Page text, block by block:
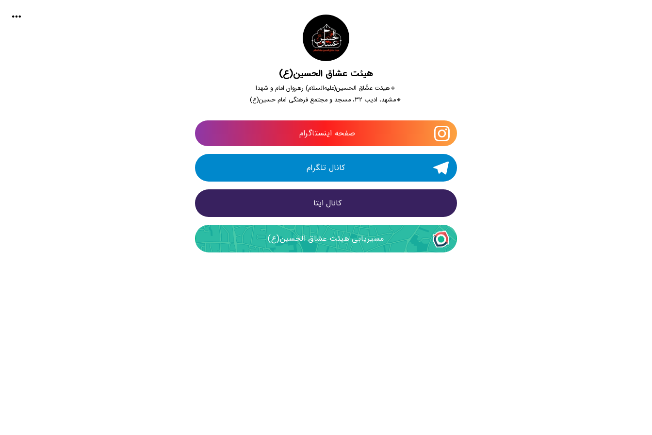
هیئت عشاق الحسین(ع)
🔹️هیئت عشّاق الحسین(علیه‌السلام) رهروان امام و شهدا
🔸️مشهد، ادیب ۳۲، مسجد و مجتمع فرهنگی امام حسین‌(ع)
صفحه اینستاگرام
کانال تلگرام
کانال ایتا
مسیریابی هیئت عشاق الحسین(ع)